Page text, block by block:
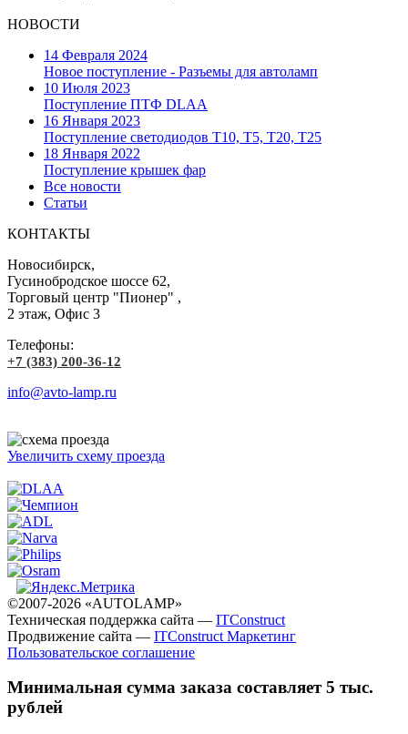
НОВОСТИ
14 Февраля 2024
Новое поступление - Разъемы для автоламп
10 Июля 2023
Поступление ПТФ DLAA
16 Января 2023
Поступление светодиодов T10, T5, T20, T25
18 Января 2022
Поступление крышек фар
Все новости
Статьи
КОНТАКТЫ
Новосибирск,
Гусинобродское шоссе 62,
Торговый центр "Пионер" ,
2 этаж, Офис 3
Телефоны:
+7 (383) 200-36-12
info@avto-lamp.ru
Увеличить схему проезда
©2007-2026 «AUTOLAMP»
Техническая поддержка сайта — ITConstruct
Продвижение сайта — ITConstruct Маркетинг
Пользовательское соглашение
Минимальная сумма заказа составляет 5 тыс.
рублей